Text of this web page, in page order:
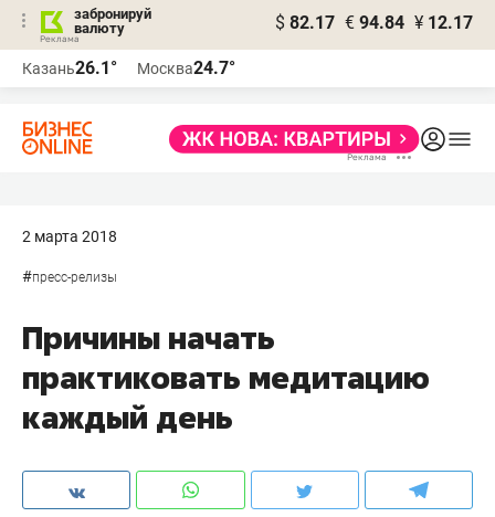
забронируй
валюту
$ 82.17 € 94.84 ¥ 12.17
Казань26.1° Москва24.7°
2 марта 2018
#пресс-релизы
Причины начать
практиковать медитацию
каждый день